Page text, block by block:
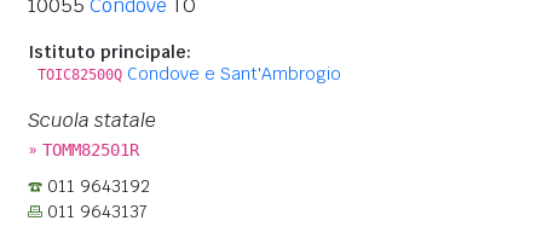
10055 Condove TO
Istituto principale:
TOIC82500Q Condove e Sant'Ambrogio
Scuola statale
» TOMM82501R
011 9643192
011 9643137